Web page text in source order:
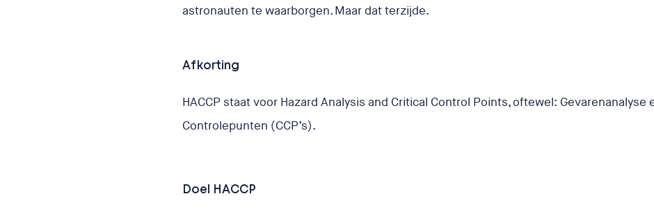
astronauten te waarborgen. Maar dat terzijde.
Afkorting
HACCP staat voor Hazard Analysis and Critical Control Points, oftewel: Gevarenanalyse
Controlepunten (CCP’s).
Doel HACCP